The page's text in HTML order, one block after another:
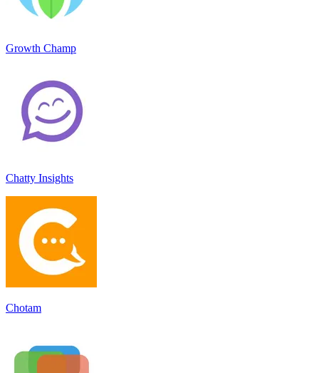
Growth Champ
Chatty Insights
Chotam